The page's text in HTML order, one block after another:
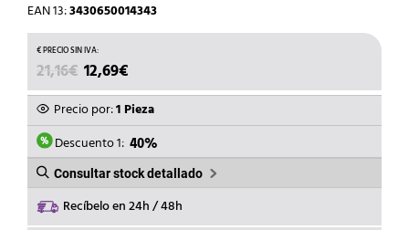
EAN 13:3430650014343
21,16€ EL
PRECIO
ORIGINAL
ERA:
21,16€.
12,69€
PRECIO
ACTUAL
ES:
12,69€.
Precio por:1 Pieza
Descuento 1: 40%
Consultar stock detallado
Recíbelo en 24h / 48h